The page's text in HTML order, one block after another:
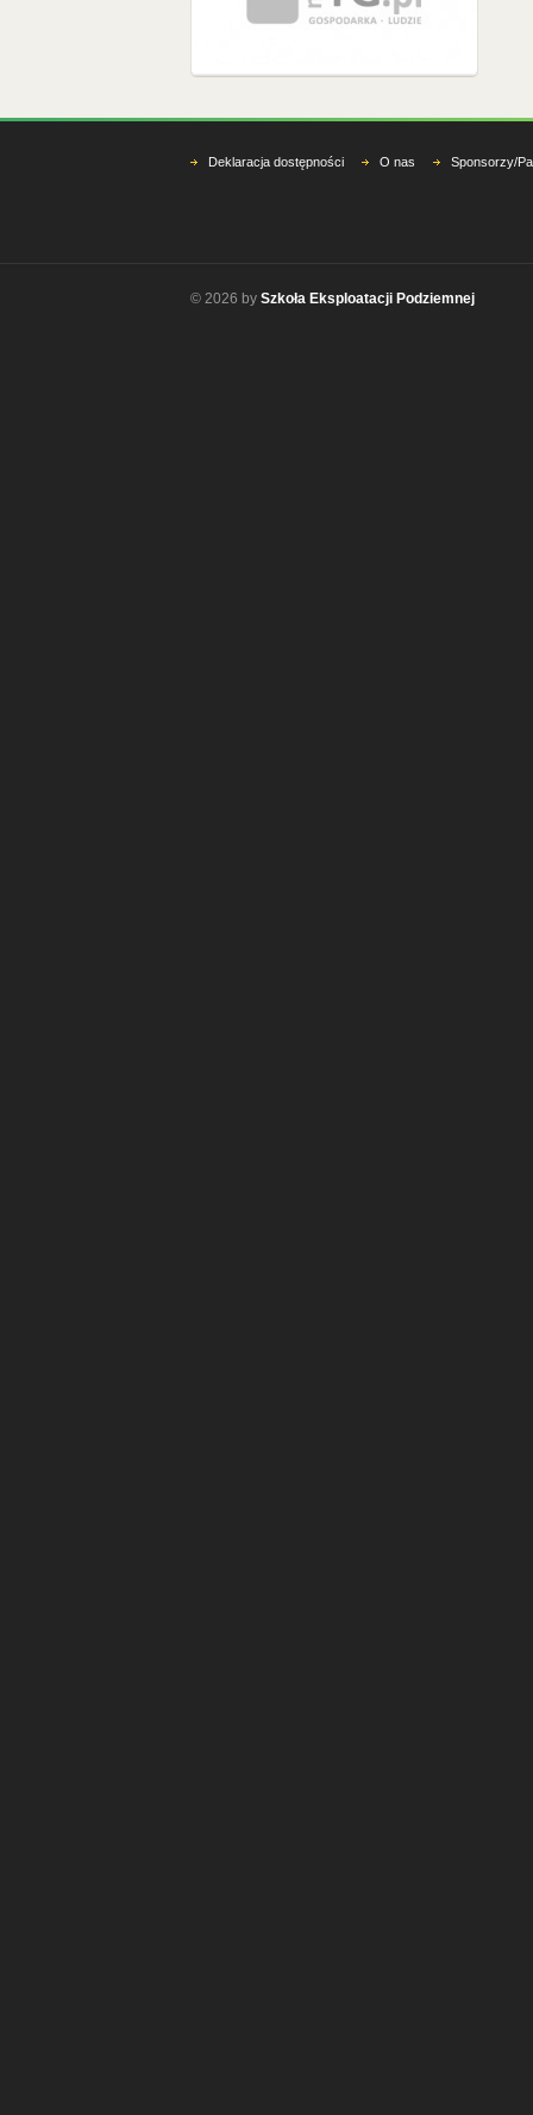
Deklaracja dostępności O nas Sponsorzy/
© 2026 by Szkoła Eksploatacji Podziemnej